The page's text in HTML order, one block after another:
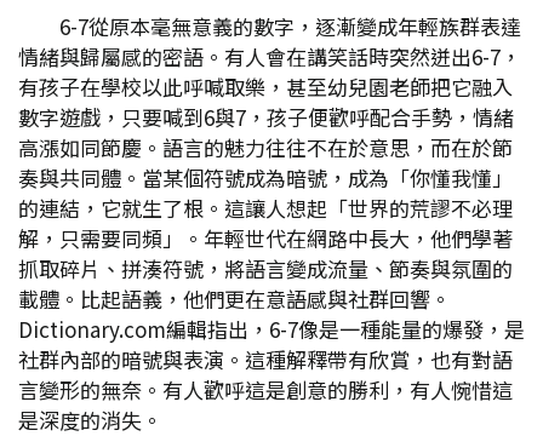
6-7從原本毫無意義的數字，逐漸變成年輕族群表達
情緒與歸屬感的密語。有人會在講笑話時突然迸出6-7，
有孩子在學校以此呼喊取樂，甚至幼兒園老師把它融入
數字遊戲，只要喊到6與7，孩子便歡呼配合手勢，情緒
高漲如同節慶。語言的魅力往往不在於意思，而在於節
奏與共同體。當某個符號成為暗號，成為「你懂我懂」
的連結，它就生了根。這讓人想起「世界的荒謬不必理
解，只需要同頻」。年輕世代在網路中長大，他們學著
抓取碎片、拼湊符號，將語言變成流量、節奏與氛圍的
載體。比起語義，他們更在意語感與社群回響。
Dictionary.com編輯指出，6-7像是一種能量的爆發，是
社群內部的暗號與表演。這種解釋帶有欣賞，也有對語
言變形的無奈。有人歡呼這是創意的勝利，有人惋惜這
是深度的消失。